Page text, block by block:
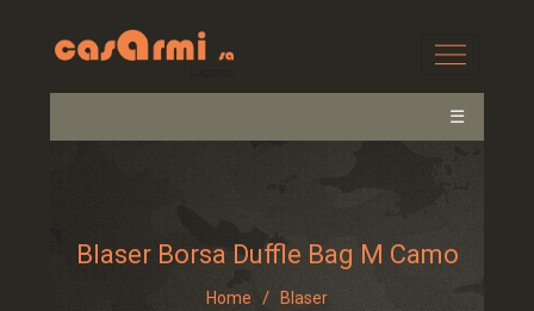
☰
Blaser Borsa Duffle Bag M Camo
Home / Blaser